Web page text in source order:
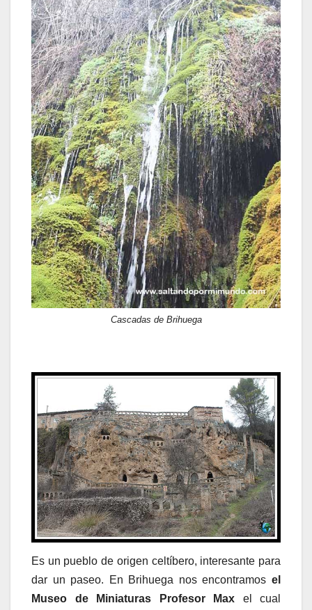
Cascadas de Brihuega
Es un pueblo de origen celtíbero, interesante para
dar un paseo. En Brihuega nos encontramos el
Museo de Miniaturas Profesor Max el cual